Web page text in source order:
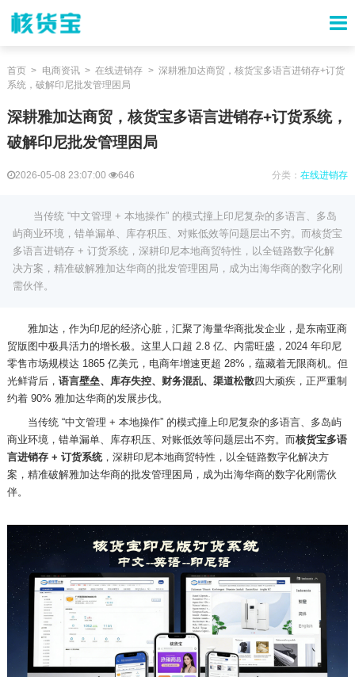
首页 电商资讯 在线进销存
深耕雅加达商贸，核货宝多语言进销存+订货
系统，破解印尼批发管理困局
深耕雅加达商贸，核货宝多语言进销存+订货系统，
破解印尼批发管理困局
2026-05-08 23:07:00 646 分类：在线进销存
当传统 “中文管理 + 本地操作” 的模式撞上印尼复杂的多语言、多岛
屿商业环境，错单漏单、库存积压、对账低效等问题层出不穷。而核货宝
多语言进销存 + 订货系统，深耕印尼本地商贸特性，以全链路数字化解
决方案，精准破解雅加达华商的批发管理困局，成为出海华商的数字化刚
需伙伴。
雅加达，作为印尼的经济心脏，汇聚了海量华商批发企业，是东南亚商
贸版图中极具活力的增长极。这里人口超 2.8 亿、内需旺盛，2024 年印尼
零售市场规模达 1865 亿美元，电商年增速更超 28%，蕴藏着无限商机。但
光鲜背后， 语言壁垒、库存失控、财务混乱、渠道松散四大顽疾，正严重制
约着 90% 雅加达华商的发展步伐。
当传统 “中文管理 + 本地操作” 的模式撞上印尼复杂的多语言、多岛屿
商业环境，错单漏单、库存积压、对账低效等问题层出不穷。而核货宝多语
言进销存 + 订货系统，深耕印尼本地商贸特性，以全链路数字化解决方
案，精准破解雅加达华商的批发管理困局，成为出海华商的数字化刚需伙
伴。